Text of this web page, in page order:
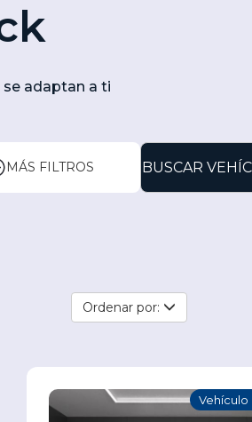
adaptan a ti
MÁS FILTROS BUSCAR
Ordenar por:
Vehículo